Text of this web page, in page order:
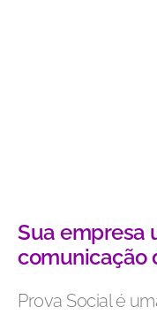
Sua empresa
comunicação
Prova Social é